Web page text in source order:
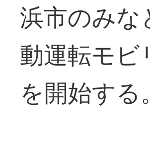
浜市のみな
動運転モビ
を開始する。